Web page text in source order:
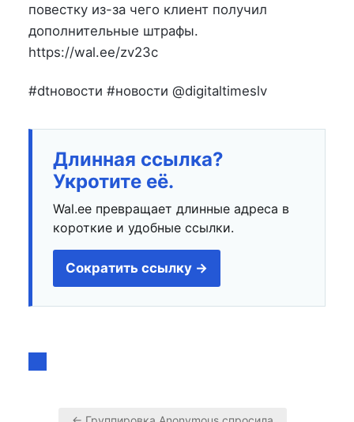
повестку из-за чего клиент получил
дополнительные штрафы.
https://wal.ee/zv23c
#dtновости #новости @digitaltimeslv
Длинная ссылка?
Укротите её.
Wal.ee превращает длинные адреса в
короткие и удобные ссылки.
Сократить ссылку →